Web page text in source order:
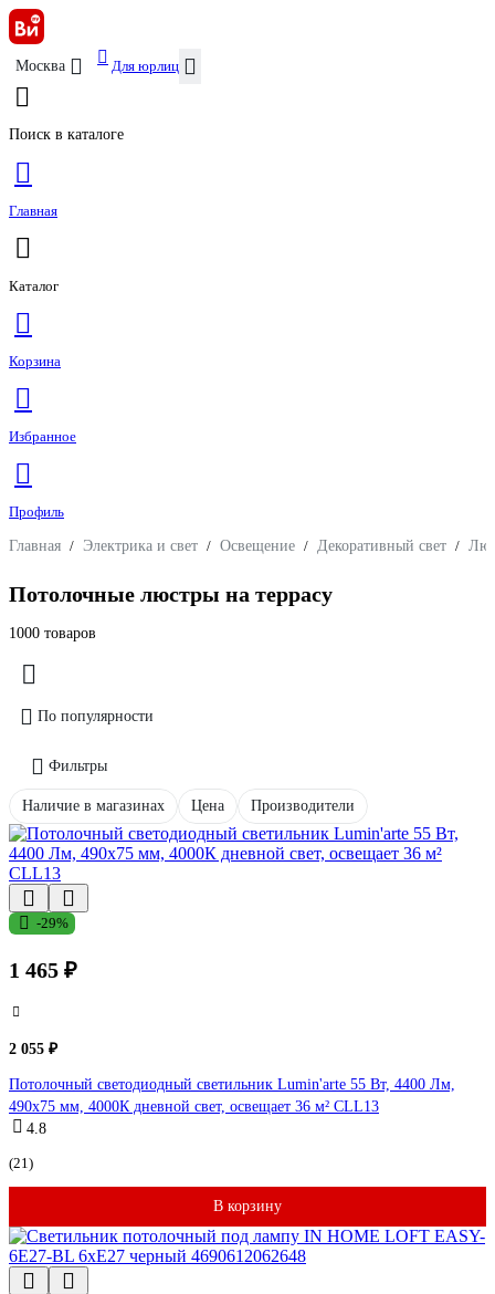
Москва Для юрлиц
Поиск в каталоге
Главная
Каталог
Корзина
Избранное
Профиль
Главная / Электрика и свет / Освещение / Декоративный свет /
Потолочные люстры на террасу
1000 товаров
По популярности
Фильтры
Наличие в магазинах Цена Производители
-29%
1 465 ₽
2 055 ₽
Потолочный светодиодный светильник Lumin'arte 55 Вт, 4400 Лм,
490x75 мм, 4000К дневной свет, освещает 36 м² CLL13
4.8
(21)
В корзину